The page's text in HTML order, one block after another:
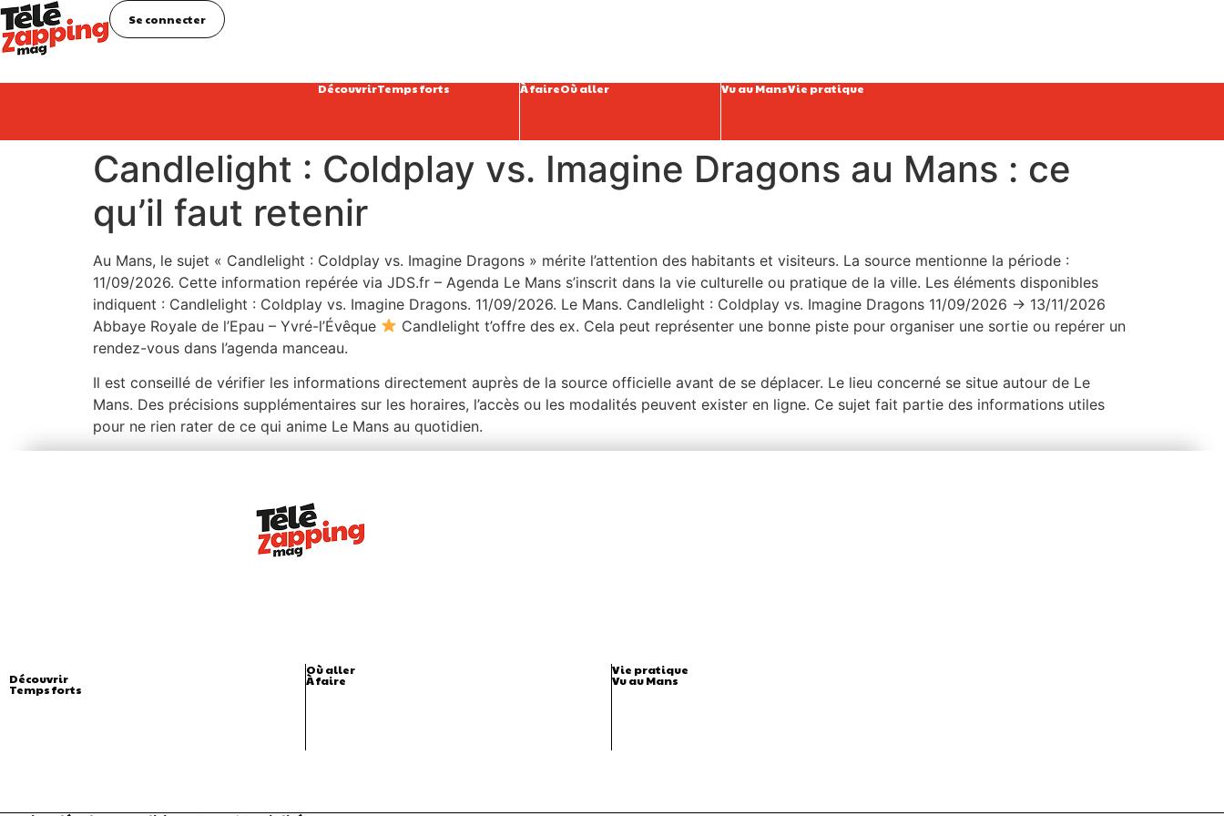
Se connecter
DécouvrirTemps forts À faireOù aller Vu au MansVie pratique
Candlelight : Coldplay vs. Imagine Dragons au Mans : ce
qu’il faut retenir
Au Mans, le sujet « Candlelight : Coldplay vs. Imagine Dragons » mérite l’attention des habitants et visiteurs. La source mentionne la période :
11/09/2026. Cette information repérée via JDS.fr – Agenda Le Mans s’inscrit dans la vie culturelle ou pratique de la ville. Les éléments disponibles
indiquent : Candlelight : Coldplay vs. Imagine Dragons. 11/09/2026. Le Mans. Candlelight : Coldplay vs. Imagine Dragons 11/09/2026 → 13/11/2026
Abbaye Royale de l’Epau – Yvré-l’Évêque
Candlelight t’offre des ex. Cela peut représenter une bonne piste pour organiser une sortie ou repérer un
rendez-vous dans l’agenda manceau.
Il est conseillé de vérifier les informations directement auprès de la source officielle avant de se déplacer. Le lieu concerné se situe autour de Le
Mans. Des précisions supplémentaires sur les horaires, l’accès ou les modalités peuvent exister en ligne. Ce sujet fait partie des informations utiles
pour ne rien rater de ce qui anime Le Mans au quotidien.
Découvrir
Temps forts
Où aller
À faire
Vie pratique
Vu au Mans